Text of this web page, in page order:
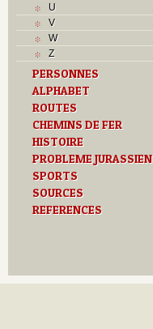
U
V
W
Z
PERSONNES
ALPHABET
ROUTES
CHEMINS DE FER
HISTOIRE
PROBLEME JURASSIEN
SPORTS
SOURCES
REFERENCES